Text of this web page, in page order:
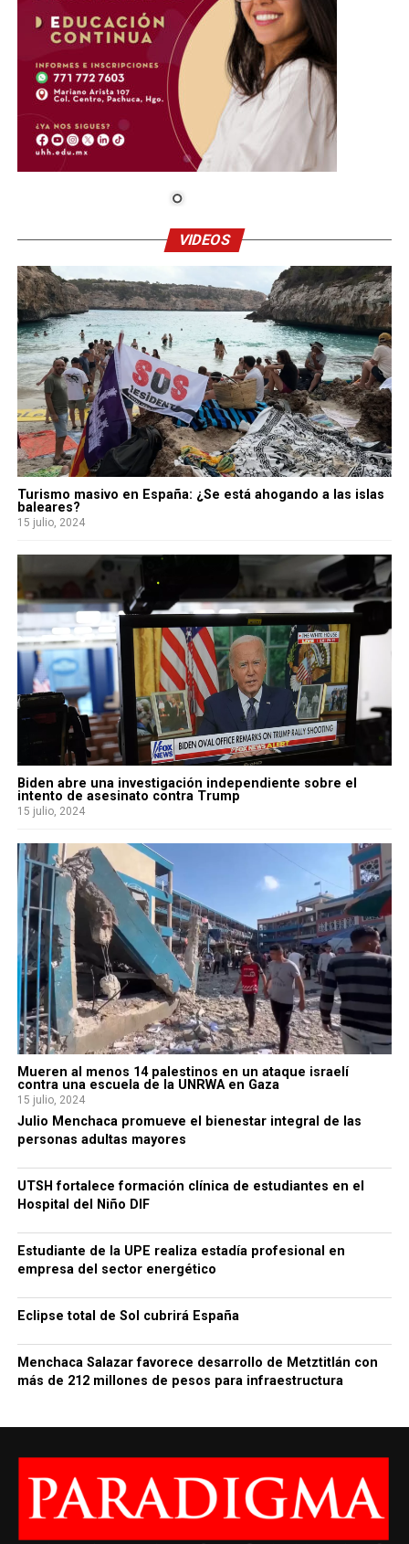
VIDEOS
Turismo masivo en España: ¿Se está ahogando a las islas
baleares?
15 julio, 2024
Biden abre una investigación independiente sobre el
intento de asesinato contra Trump
15 julio, 2024
Mueren al menos 14 palestinos en un ataque israelí
contra una escuela de la UNRWA en Gaza
15 julio, 2024
Julio Menchaca promueve el bienestar integral de las
personas adultas mayores
UTSH fortalece formación clínica de estudiantes en el
Hospital del Niño DIF
Estudiante de la UPE realiza estadía profesional en
empresa del sector energético
Eclipse total de Sol cubrirá España
Menchaca Salazar favorece desarrollo de Metztitlán con
más de 212 millones de pesos para infraestructura